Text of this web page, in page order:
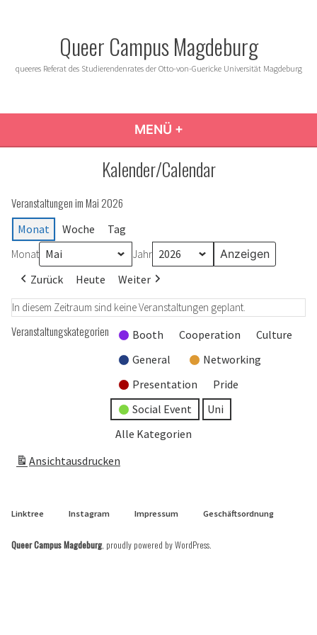
Queer Campus Magdeburg
queeres Referat des Studierendenrates der Otto-von-Guericke Universität Magdeburg
MENÜ +
Kalender/Calendar
Veranstaltungen im Mai 2026
Monat Woche Tag
Monat Jahr
Zurück Heute Weiter
In diesem Zeitraum sind keine Veranstaltungen geplant.
Veranstaltungskategorien Booth Cooperation
Culture
General
Networking
Presentation
Pride
Social Event
Uni
Alle Kategorien
Ansichtausdrucken
Linktree Instagram Impressum Geschäftsordnung
Queer Campus Magdeburg, proudly powered by WordPress.